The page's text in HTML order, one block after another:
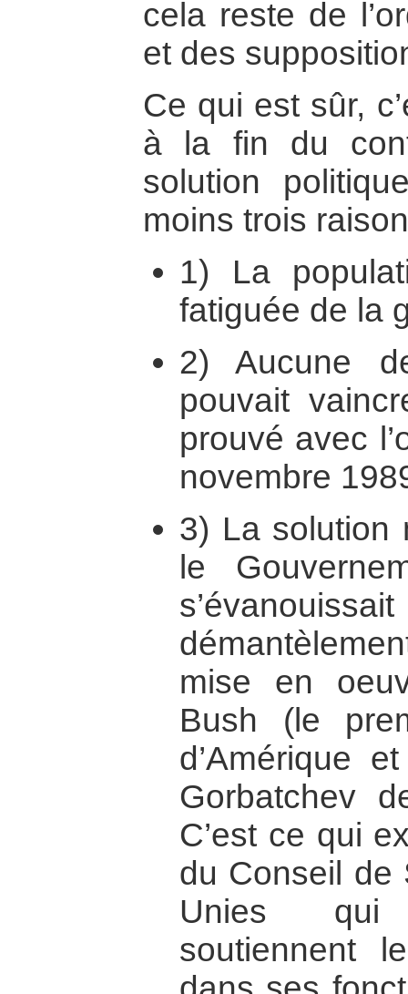
cela reste de
et des
Ce qui est sûr,
à la fin du
solution
moins trois
1) La
fatiguée de la
2) Aucune
pouvait
prouvé avec
novembre
3) La solution
le
mise en
Bush (le
d’Amérique
Gorbatchev
C’est ce qui
du Conseil de
Unies qui
soutiennent